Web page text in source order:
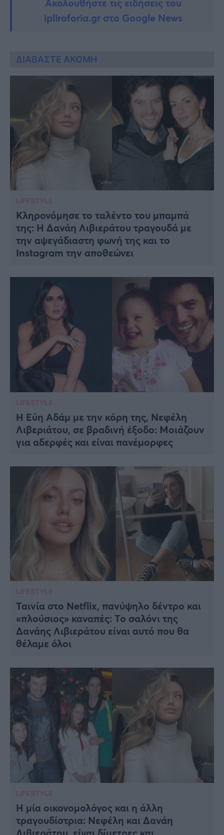
ipliroforia.gr στο Google News
ΔΙΑΒΑΣΤΕ ΑΚΟΜΗ
LIFESTYLE
Κληρονόμησε το ταλέντο του μπαμπά
της: Η Δανάη Λιβιεράτου τραγουδά με
την αψεγάδιαστη φωνή της και το
Instagram την αποθεώνει
LIFESTYLE
Η Εύη Αδάμ με την κόρη της, Νεφέλη
Λιβεριάτου, σε βραδινή έξοδο: Μοιάζουν
για αδερφές και είναι πανέμορφες
LIFESTYLE
Ταινία στο Netflix, πανύψηλο δέντρο και
«πλούσιος» καναπές: Το σαλόνι της
Δανάης Λιβιεράτου είναι αυτό που θα
θέλαμε όλοι
LIFESTYLE
Η μία οικονομολόγος και η άλλη
τραγουδίστρια: Νεφέλη και Δανάη